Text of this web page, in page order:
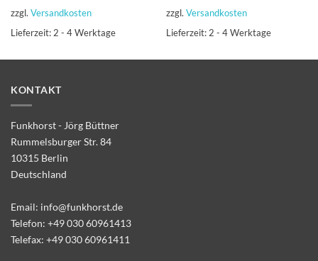
zzgl. Versandkosten
Lieferzeit: 2 - 4 Werktage
zzgl. Versandkosten
Lieferzeit: 2 - 4 Werktage
KONTAKT
Funkhorst - Jörg Büttner
Rummelsburger Str. 84
10315 Berlin
Deutschland
Email: info@funkhorst.de
Telefon: +49 030 60961413
Telefax: +49 030 60961411